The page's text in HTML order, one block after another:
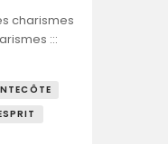
charismes
:::